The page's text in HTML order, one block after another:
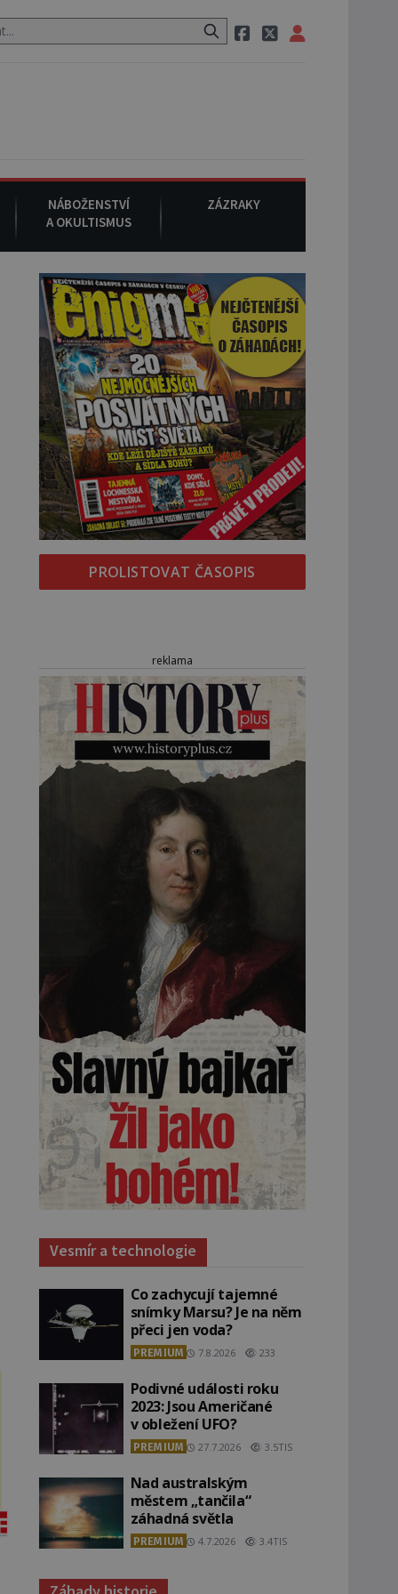
původu. : Na americké městečko
NÁBOŽENSTVÍ
A OKULTISMUS
ZÁZRAKY
PROLISTOVAT ČASOPIS
reklama
Vesmír a technologie
Co zachycují tajemné
snímky Marsu? Je na něm
přeci jen voda?
PREMIUM 7.8.2026 233
Podivné události roku
2023: Jsou Američané
v obležení UFO?
PREMIUM 27.7.2026 3.5TIS
Nad australským
městem „tančila“
záhadná světla
PREMIUM 4.7.2026 3.4TIS